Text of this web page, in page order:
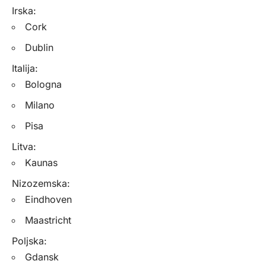
Irska:
Cork
Dublin
Italija:
Bologna
Milano
Pisa
Litva:
Kaunas
Nizozemska:
Eindhoven
Maastricht
Poljska:
Gdansk